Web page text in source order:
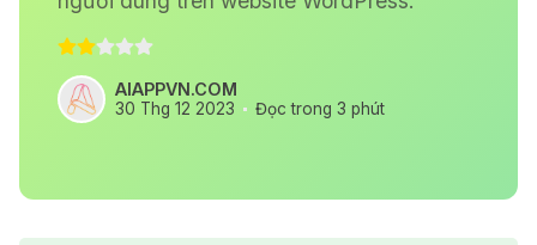
AIAPPVN.COM
30 Thg 12 2023 Đọc trong 3 phút